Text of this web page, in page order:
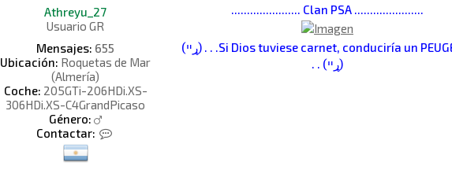
Athreyu_27
Usuario GR
Mensajes: 655
Ubicación: Roquetas de Mar
(Almería)
Coche: 205GTi-206HDi.XS-
306HDi.XS-C4GrandPicaso
Género:
Contactar:
...................... Clan PSA ......................
(ړײ) . . .Si Dios tuviese carnet, conduciría un PEUGEOT.
. . (ړײ)